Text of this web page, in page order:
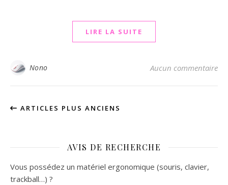
LIRE LA SUITE
Nono Aucun commentaire
ARTICLES PLUS ANCIENS
AVIS DE RECHERCHE
Vous possédez un matériel ergonomique (souris, clavier,
trackball…) ?